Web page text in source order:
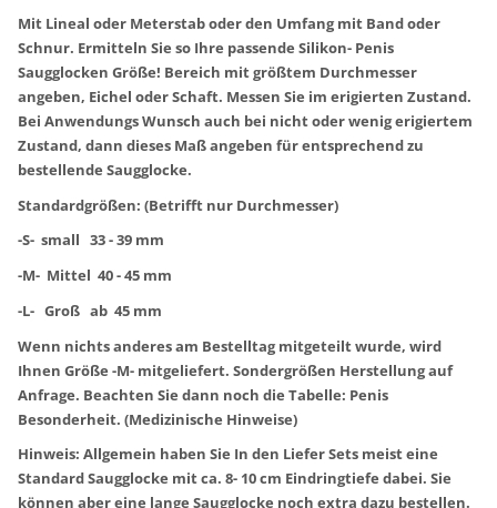
Mit Lineal oder Meterstab oder den Umfang mit Band oder
Schnur. Ermitteln Sie so Ihre passende Silikon- Penis
Saugglocken Größe! Bereich mit größtem Durchmesser
angeben, Eichel oder Schaft. Messen Sie im erigierten Zustand.
Bei Anwendungs Wunsch auch bei nicht oder wenig erigiertem
Zustand, dann dieses Maß angeben für entsprechend zu
bestellende Saugglocke.
Standardgrößen: (Betrifft nur Durchmesser)
-S- small 33 - 39 mm
-M- Mittel 40 - 45 mm
-L- Groß ab 45 mm
Wenn nichts anderes am Bestelltag mitgeteilt wurde, wird
Ihnen Größe -M- mitgeliefert. Sondergrößen Herstellung auf
Anfrage. Beachten Sie dann noch die Tabelle: Penis
Besonderheit. (Medizinische Hinweise)
Hinweis: Allgemein haben Sie In den Liefer Sets meist eine
Standard Saugglocke mit ca. 8- 10 cm Eindringtiefe dabei. Sie
können aber eine lange Saugglocke noch extra dazu bestellen.